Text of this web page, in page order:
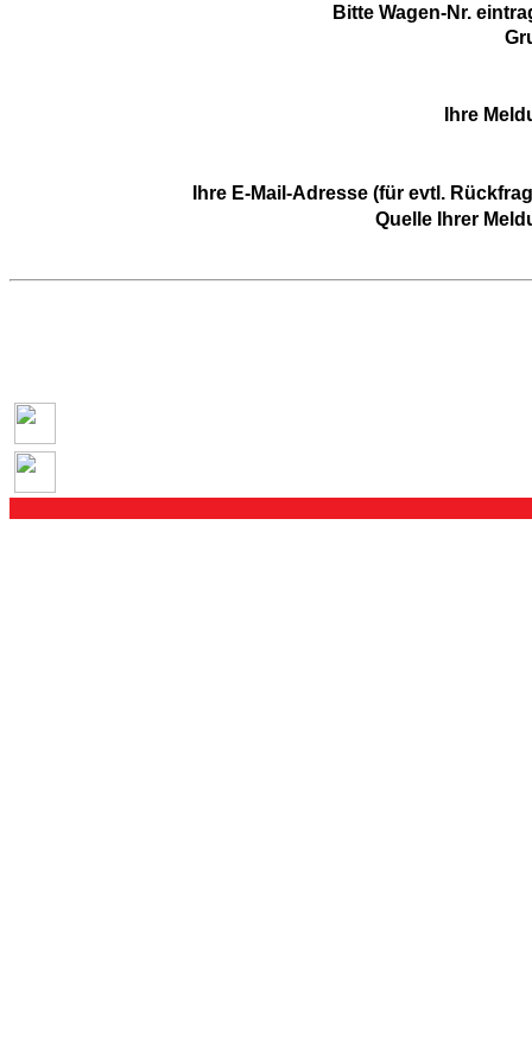
Bitte Wagen-Nr.
Ihre
Ihre E-Mail-Adresse (für evtl.
Quelle Ihrer